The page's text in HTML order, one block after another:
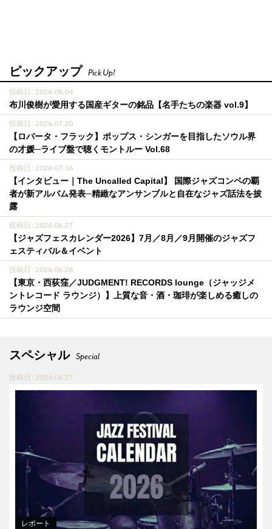
ピックアップ Pick Up!
投稿日 : 2026.08.04
布川俊樹が愛用する国産ギターの銘品【名手たちの楽器 vol.9】
投稿日 : 2026.07.20
【ロバータ・フラック】ポップス・シンガーを目指したソウル界
の才媛─ライブ盤で聴くモントルー Vol.68
投稿日 : 2026.07.16
【インタビュー｜The Uncalled Capital】 国際ジャズコンペの覇
者が新アルバム発表─精緻なアンサンブルと自在なジャズ話法を披
露
投稿日 : 2026.06.27
【ジャズフェスカレンダー2026】7月／8月／9月開催のジャズフ
ェスティバル＆イベント
投稿日 : 2026.06.26
【東京・西荻窪／JUDGMENT! RECORDS lounge（ジャッジメ
ントレコード ラウンジ）】上質な音・酒・珈琲が楽しめる癒しの
ラウンジ空間
スペシャル Special
投稿日 : 2026.06.27
レポート